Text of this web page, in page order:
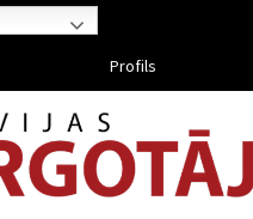
Aug 09, 2026
Profils